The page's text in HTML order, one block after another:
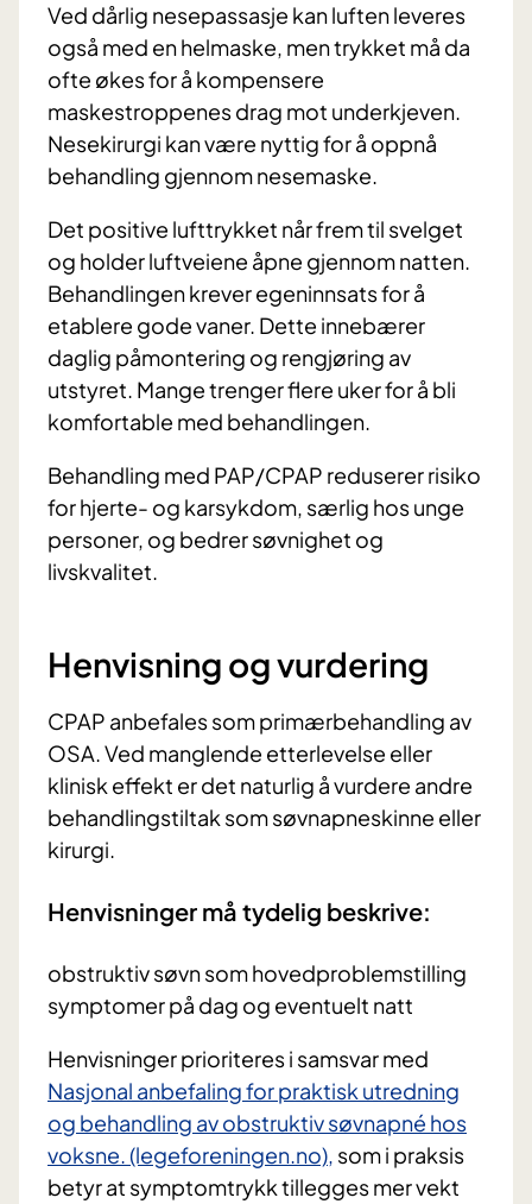
Ved dårlig nesepassasje kan luften leveres
også med en helmaske, men trykket må da
ofte økes for å kompensere
maskestroppenes drag mot underkjeven.
Nesekirurgi kan være nyttig for å oppnå
behandling gjennom nesemaske.
Det positive lufttrykket når frem til svelget
og holder luftveiene åpne gjennom natten.
Behandlingen krever egeninnsats for å
etablere gode vaner. Dette innebærer
daglig påmontering og rengjøring av
utstyret. Mange trenger flere uker for å bli
komfortable med behandlingen.
Behandling med PAP/CPAP reduserer risiko
for hjerte- og karsykdom, særlig hos unge
personer, og bedrer søvnighet og
livskvalitet.
Henvisning og vurdering
CPAP anbefales som primærbehandling av
OSA. Ved manglende etterlevelse eller
klinisk effekt er det naturlig å vurdere andre
behandlingstiltak som søvnapneskinne eller
kirurgi.
Henvisninger må tydelig beskrive:
obstruktiv søvn som hovedproblemstilling
symptomer på dag og eventuelt natt
Henvisninger prioriteres i samsvar med
Nasjonal anbefaling for praktisk utredning
og behandling av obstruktiv søvnapné hos
voksne. (legeforeningen.no), som i praksis
betyr at symptomtrykk tillegges mer vekt